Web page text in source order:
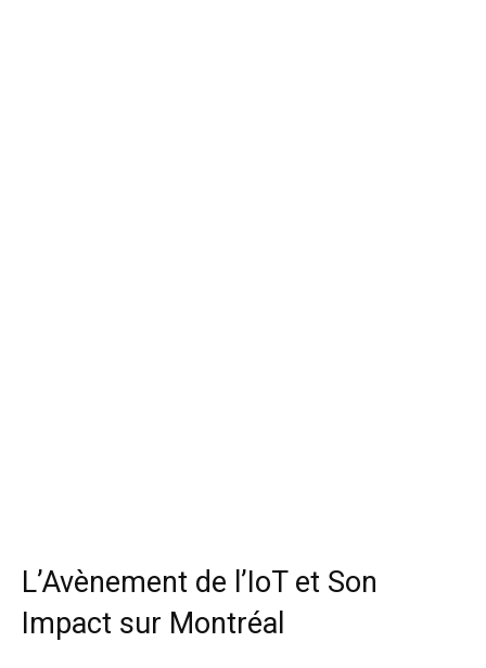
L’Avènement de l’IoT et Son
Impact sur Montréal